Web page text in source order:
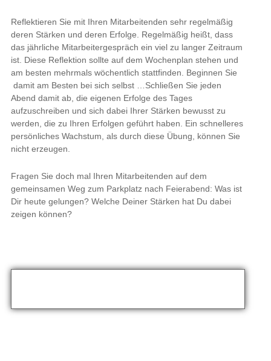
Reflektieren Sie mit Ihren Mitarbeitenden sehr regelmäßig
deren Stärken und deren Erfolge. Regelmäßig heißt, dass
das jährliche Mitarbeitergespräch ein viel zu langer Zeitraum
ist. Diese Reflektion sollte auf dem Wochenplan stehen und
am besten mehrmals wöchentlich stattfinden. Beginnen Sie
damit am Besten bei sich selbst …Schließen Sie jeden
Abend damit ab, die eigenen Erfolge des Tages
aufzuschreiben und sich dabei Ihrer Stärken bewusst zu
werden, die zu Ihren Erfolgen geführt haben. Ein schnelleres
persönliches Wachstum, als durch diese Übung, können Sie
nicht erzeugen.
Fragen Sie doch mal Ihren Mitarbeitenden auf dem
gemeinsamen Weg zum Parkplatz nach Feierabend: Was ist
Dir heute gelungen? Welche Deiner Stärken hat Du dabei
zeigen können?